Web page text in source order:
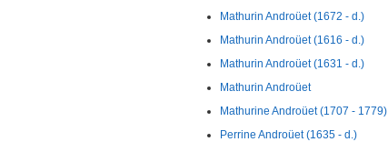
Mathurin Androüet (1672 - d.)
Mathurin Androüet (1616 - d.)
Mathurin Androüet (1631 - d.)
Mathurin Androüet
Mathurine Androüet (1707 - 1779)
Perrine Androüet (1635 - d.)